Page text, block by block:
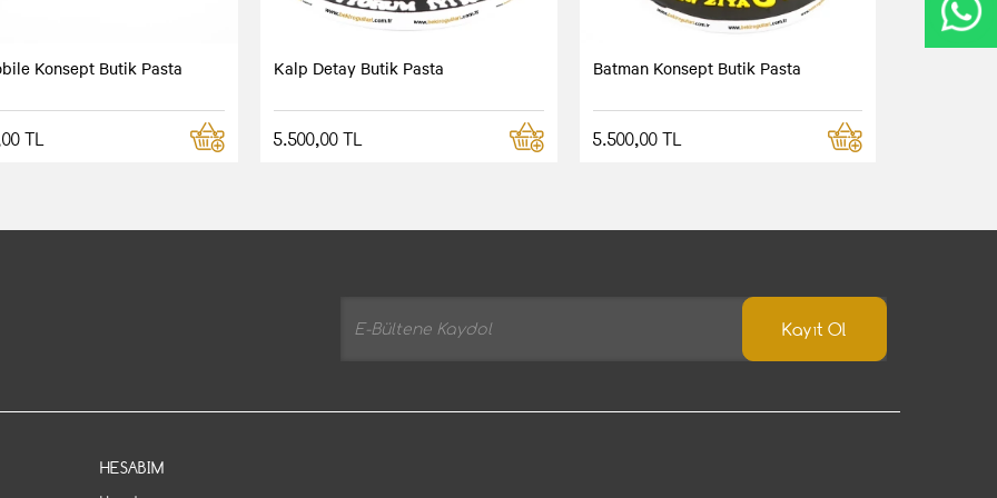
Konsept Butik Pasta
TL
Kalp Detay Butik Pasta
5.500,00 TL
Batman Konsept Butik Pasta
5.500,00 TL
Kayıt Ol
HESABIM